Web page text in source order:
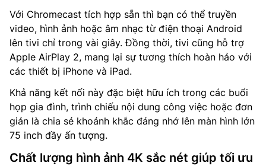
Với Chromecast tích hợp sẵn thì bạn có thể truyền
video, hình ảnh hoặc âm nhạc từ điện thoại Android
lên tivi chỉ trong vài giây. Đồng thời, tivi cũng hỗ trợ
Apple AirPlay 2, mang lại sự tương thích hoàn hảo với
các thiết bị iPhone và iPad.
Khả năng kết nối này đặc biệt hữu ích trong các buổi
họp gia đình, trình chiếu nội dung công việc hoặc đơn
giản là chia sẻ khoảnh khắc đáng nhớ lên màn hình lớn
75 inch đầy ấn tượng.
Chất lượng hình ảnh 4K sắc nét giúp tối ưu